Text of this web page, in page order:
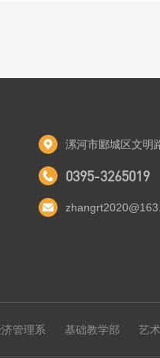
漯河市郾城区文明
0395-3265019
管理系 基础教学部 艺